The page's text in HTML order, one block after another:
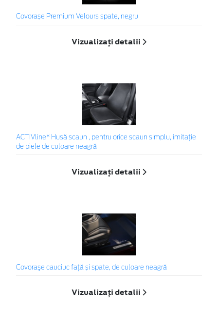
Covorașe Premium Velours spate, negru
Vizualizați detalii
ACTIVline* Husă scaun , pentru orice scaun simplu, imitație
de piele de culoare neagră
Vizualizați detalii
Covoraşe cauciuc față și spate, de culoare neagră
Vizualizați detalii